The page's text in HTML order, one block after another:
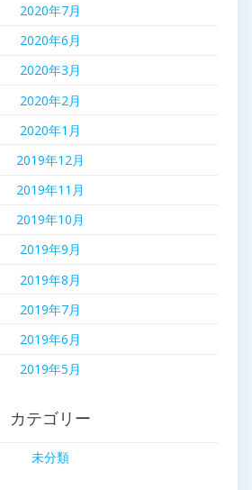
2020年7月
2020年6月
2020年3月
2020年2月
2020年1月
2019年12月
2019年11月
2019年10月
2019年9月
2019年8月
2019年7月
2019年6月
2019年5月
カテゴリー
未分類